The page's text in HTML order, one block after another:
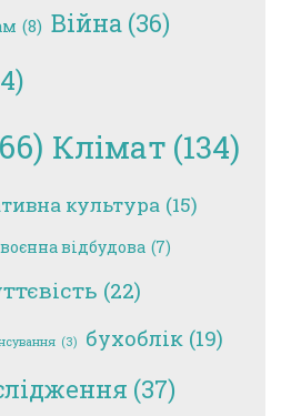
(8) Війна (36)
Клімат (134)
культура (15)
відбудова (7)
(22)
(3) бухоблік (19)
(37)